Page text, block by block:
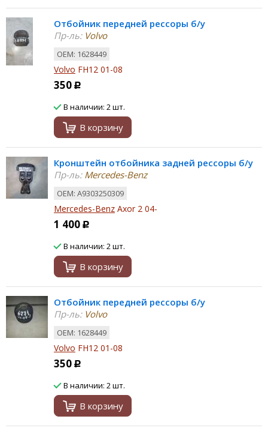
Отбойник передней рессоры б/у
Пр-ль:Volvo
ОЕМ: 1628449
Volvo FH12 01-08
350 Р
В наличии: 2 шт.
В корзину
Кронштейн отбойника задней рессоры б/у
Пр-ль:Mercedes-Benz
ОЕМ: A9303250309
Mercedes-Benz Axor 2 04-
1 400 Р
В наличии: 2 шт.
В корзину
Отбойник передней рессоры б/у
Пр-ль:Volvo
ОЕМ: 1628449
Volvo FH12 01-08
350 Р
В наличии: 2 шт.
В корзину